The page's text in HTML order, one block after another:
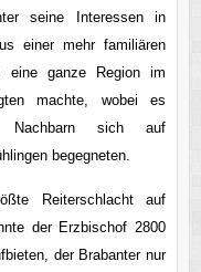
seine Interessen in
einer mehr familiären
eine ganze Region im
machte, wobei es
Nachbarn sich auf
begegneten.
Reiterschlacht auf
der Erzbischof 2800
der Brabanter nur